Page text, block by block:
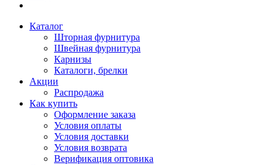
Каталог
Шторная фурнитура
Швейная фурнитура
Карнизы
Каталоги, брелки
Акции
Распродажа
Как купить
Оформление заказа
Условия оплаты
Условия доставки
Условия возврата
Верификация оптовика